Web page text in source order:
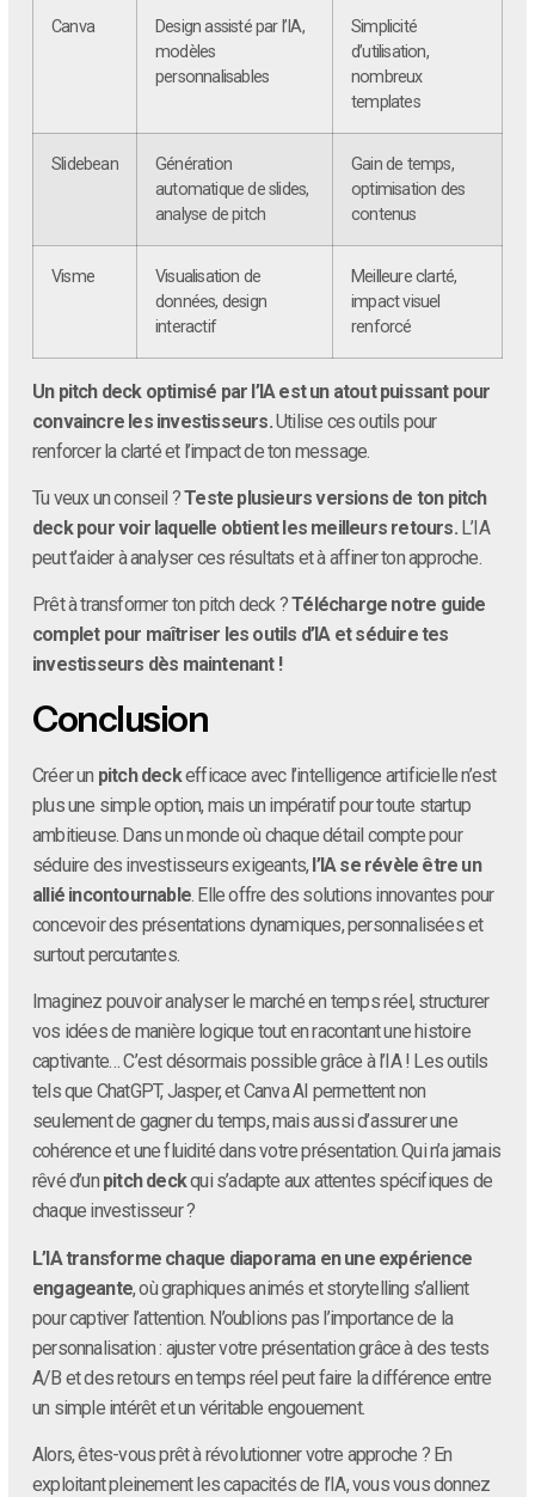
Canva
Design assisté par l’IA,
modèles
personnalisables
Simplicité
d’utilisation,
nombreux
templates
Slidebean
Génération
automatique de slides,
analyse de pitch
Gain de temps,
optimisation des
contenus
Visme
Visualisation de
données, design
interactif
Meilleure clarté,
impact visuel
renforcé
Un pitch deck optimisé par l’IA est un atout puissant pour
convaincre les investisseurs.Utilise ces outils pour
renforcer la clarté et l’impact de ton message.
Tu veux un conseil ?Teste plusieurs versions de ton pitch
deck pour voir laquelle obtient les meilleurs retours.L’IA
peut t’aider à analyser ces résultats et à affiner ton approche.
Prêt à transformer ton pitch deck ?Télécharge notre guide
complet pour maîtriser les outils d’IA et séduire tes
investisseurs dès maintenant !
Conclusion
Créer un pitch deckefficace avec l’intelligence artificielle n’est
plus une simple option, mais un impératif pour toute startup
ambitieuse. Dans un monde où chaque détail compte pour
séduire des investisseurs exigeants, l’IA se révèle être un
allié incontournable . Elle offre des solutions innovantes pour
concevoir des présentations dynamiques, personnalisées et
surtout percutantes.
Imaginez pouvoir analyser le marché en temps réel, structurer
vos idées de manière logique tout en racontant une histoire
captivante… C’est désormais possible grâce à l’IA ! Les outils
tels que ChatGPT, Jasper, et Canva AI permettent non
seulement de gagner du temps, mais aussi d’assurer une
cohérence et une fluidité dans votre présentation. Qui n’a jamais
rêvé d’un pitch deckqui s’adapte aux attentes spécifiques de
chaque investisseur ?
L’IA transforme chaque diaporama en une expérience
engageante, où graphiques animés et storytelling s’allient
pour captiver l’attention. N’oublions pas l’importance de la
personnalisation : ajuster votre présentation grâce à des tests
A/B et des retours en temps réel peut faire la différence entre
un simple intérêt et un véritable engouement.
Alors, êtes-vous prêt à révolutionner votre approche ? En
exploitant pleinement les capacités de l’IA, vous vous donnez